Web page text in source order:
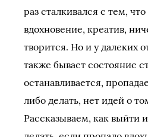
раз сталкивался с тем,
вдохновение, креатив,
творится. Но и у далеких
также бывает состояние
останавливается,
либо делать, нет идей о
Рассказываем, как выйти